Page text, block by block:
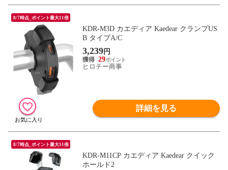
8/7時点_ポイント最大11倍
KDR-M3D カエディア Kaedear クランプUS
B タイプA/C
3,239円
29
ヒロチー商事
詳細を見る
8/7時点_ポイント最大11倍
KDR-M11CP カエディア Kaedear クイック
ホールド2